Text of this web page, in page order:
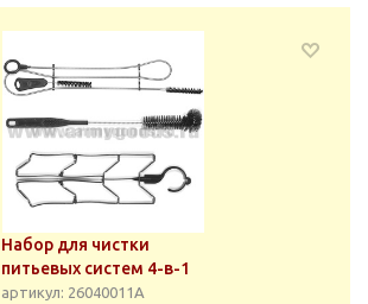
Набор для чистки
питьевых систем 4-в-1
артикул: 26040011А